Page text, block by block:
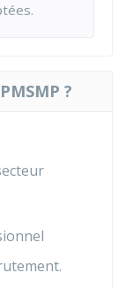
?